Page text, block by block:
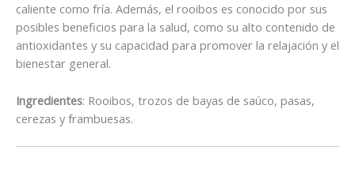
caliente como fría. Además, el rooibos es conocido por sus
posibles beneficios para la salud, como su alto contenido de
antioxidantes y su capacidad para promover la relajación y el
bienestar general.
Ingredientes: Rooibos, trozos de bayas de saúco, pasas,
cerezas y frambuesas.